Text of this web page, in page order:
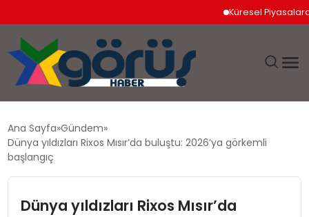
Küresel Piyasalarda
EKONOMI
Ana Sayfa Gündem
Dünya yıldızları Rixos Mısır’da buluştu: 2026’ya görkemli
başlangıç
Dünya yıldızları Rixos Mısır’da